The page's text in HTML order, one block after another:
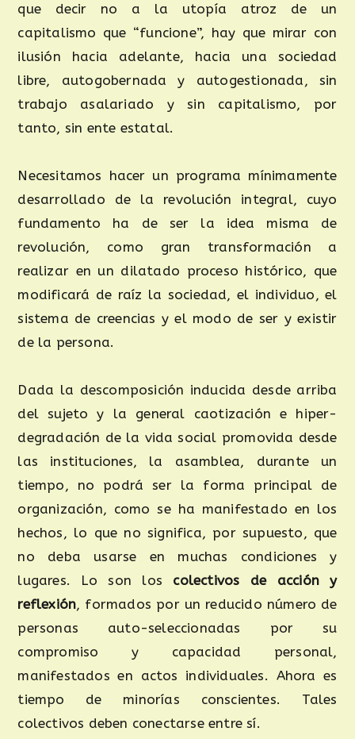
que decir no a la utopía atroz de un
capitalismo que “funcione”, hay que mirar con
ilusión hacia adelante, hacia una sociedad
libre, autogobernada y autogestionada, sin
trabajo asalariado y sin capitalismo, por
tanto, sin ente estatal.
Necesitamos hacer un programa mínimamente
desarrollado de la revolución integral, cuyo
fundamento ha de ser la idea misma de
revolución, como gran transformación a
realizar en un dilatado proceso histórico, que
modificará de raíz la sociedad, el individuo, el
sistema de creencias y el modo de ser y existir
de la persona.
Dada la descomposición inducida desde arriba
del sujeto y la general caotización e hiper-
degradación de la vida social promovida desde
las instituciones, la asamblea, durante un
tiempo, no podrá ser la forma principal de
organización, como se ha manifestado en los
hechos, lo que no significa, por supuesto, que
no deba usarse en muchas condiciones y
lugares. Lo son los colectivos de acción y
reflexión, formados por un reducido número de
personas auto-seleccionadas por su
compromiso y capacidad personal,
manifestados en actos individuales. Ahora es
tiempo de minorías conscientes. Tales
colectivos deben conectarse entre sí.